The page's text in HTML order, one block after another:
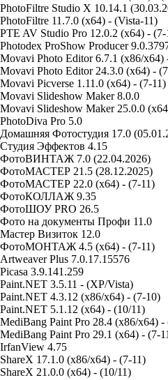
PhotoFiltre Studio X 10.14.1
PhotoFiltre 11.7.0 (x64) - (Vista-11)
PTE AV Studio Pro 12.0.2 (x64) - (7-
Photodex ProShow Producer
Movavi Photo Editor 6.7.1 (x86/x64)
Movavi Photo Editor 24.3.0 (x64) -
Movavi Picverse 1.11.0 (x64) - (7-11)
Movavi Slideshow Maker 8.0.0
Movavi Slideshow Maker 25.0.0
PhotoDiva Pro 5.0
Домашняя Фотостудия 17.0
Студия Эффектов 4.15
ФотоВИНТАЖ 7.0 (22.04.2026)
ФотоМАСТЕР 21.5 (28.12.2025)
ФотоМАСТЕР 22.0 (x64) - (7-11)
ФотоКОЛЛАЖ 9.35
ФотоШОУ PRO 26.5
Фото на документы Профи 11.0
Мастер Визиток 12.0
ФотоМОНТАЖ 4.5 (x64) - (7-11)
Artweaver Plus 7.0.17.15576
Picasa 3.9.141.259
Paint.NET 3.5.11 - (XP/Vista)
Paint.NET 4.3.12 (x86/x64) - (7-10)
Paint.NET 5.1.12 (x64) - (10/11)
MediBang Paint Pro 28.4 (x86/x64) -
MediBang Paint Pro 29.1 (x64) - (7-
IrfanView 4.75
ShareX 17.1.0 (x86/x64) - (7-11)
ShareX 21.0.0 (x64) - (10/11)